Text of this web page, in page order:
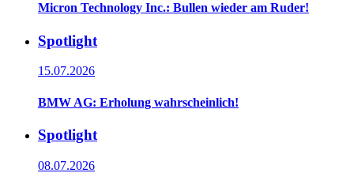
Micron Technology Inc.: Bullen wieder am Ruder!
Spotlight
15.07.2026
BMW AG: Erholung wahrscheinlich!
Spotlight
08.07.2026